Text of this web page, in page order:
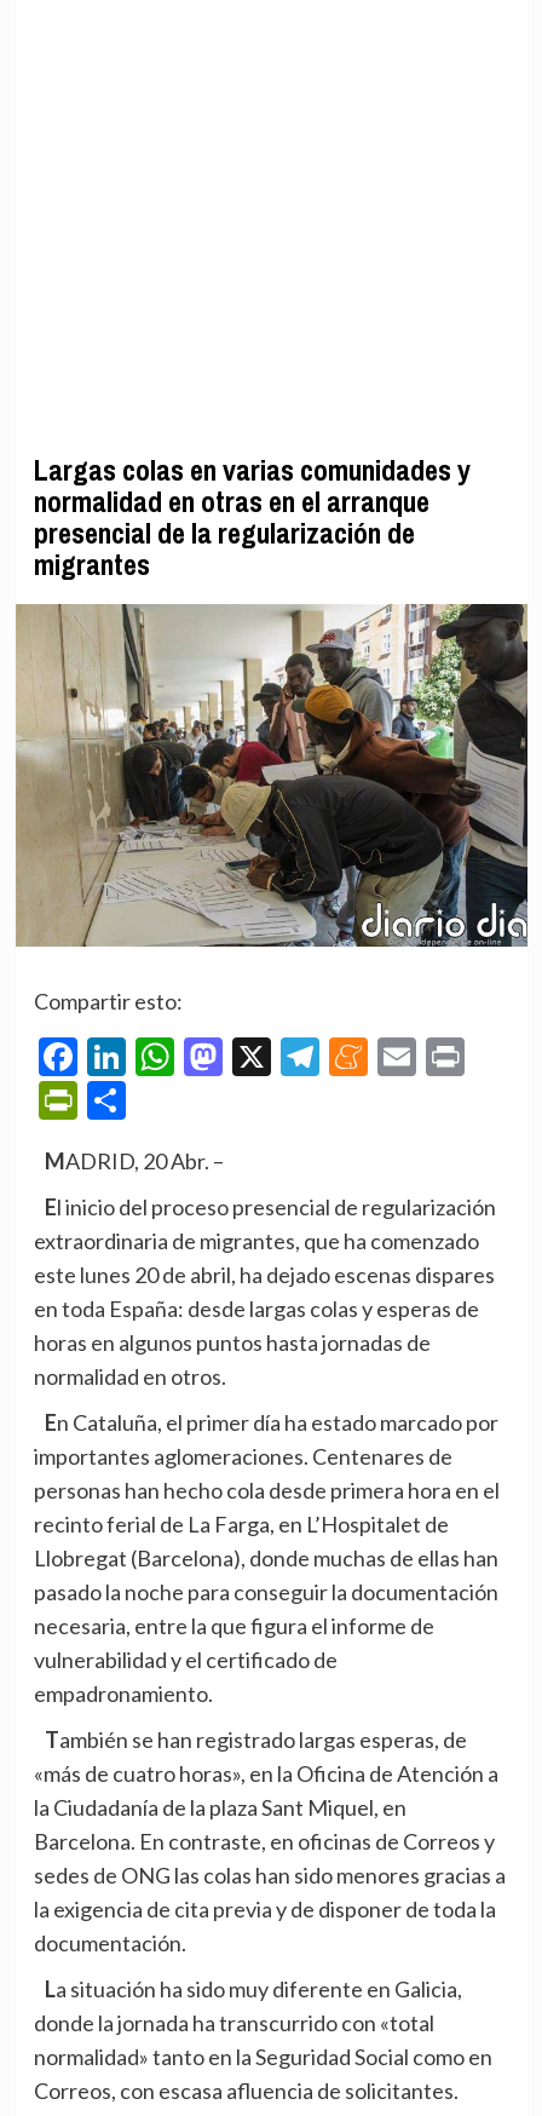
Largas colas en varias comunidades y
normalidad en otras en el arranque
presencial de la regularización de
migrantes
Compartir esto:
Facebook
LinkedIn
WhatsApp
Mastodon
X Telegram
Meneame
Email
PrintFriendly
Compartir
MADRID, 20 Abr. –
El inicio del proceso presencial de regularización
extraordinaria de migrantes, que ha comenzado
este lunes 20 de abril, ha dejado escenas dispares
en toda España: desde largas colas y esperas de
horas en algunos puntos hasta jornadas de
normalidad en otros.
En Cataluña, el primer día ha estado marcado por
importantes aglomeraciones. Centenares de
personas han hecho cola desde primera hora en el
recinto ferial de La Farga, en L’Hospitalet de
Llobregat (Barcelona), donde muchas de ellas han
pasado la noche para conseguir la documentación
necesaria, entre la que figura el informe de
vulnerabilidad y el certificado de
empadronamiento.
También se han registrado largas esperas, de
«más de cuatro horas», en la Oficina de Atención a
la Ciudadanía de la plaza Sant Miquel, en
Barcelona. En contraste, en oficinas de Correos y
sedes de ONG las colas han sido menores gracias a
la exigencia de cita previa y de disponer de toda la
documentación.
La situación ha sido muy diferente en Galicia,
donde la jornada ha transcurrido con «total
normalidad» tanto en la Seguridad Social como en
Correos, con escasa afluencia de solicitantes.